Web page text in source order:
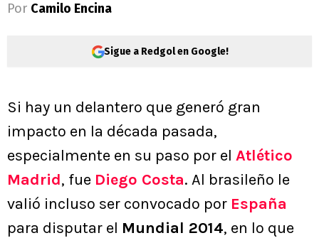
Por Camilo Encina
Sigue a Redgol en Google!
Si hay un delantero que generó gran
impacto en la década pasada,
especialmente en su paso por el Atlético
Madrid, fue Diego Costa. Al brasileño le
valió incluso ser convocado por España
para disputar el Mundial 2014, en lo que